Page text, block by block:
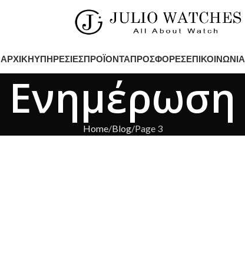
ΑΡΧΙΚΉΥΠΗΡΕΣΊΕΣΠΡΟΪΌΝΤΑΠΡΟΣΦΟΡΈΣΕΠΙΚΟΙΝΩΝΊΑ
Ενημέρωση
Home Blog Page 3